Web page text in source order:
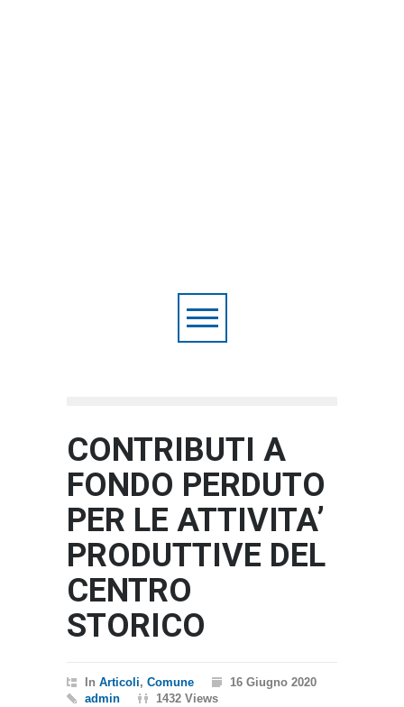
CONTRIBUTI A
FONDO PERDUTO
PER LE ATTIVITA’
PRODUTTIVE DEL
CENTRO
STORICO
In Articoli, Comune
16 Giugno 2020
admin
1432 Views